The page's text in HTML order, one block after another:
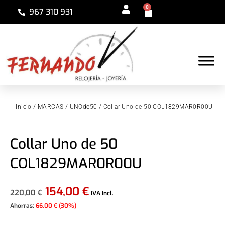
967 310 931 0
Inicio / MARCAS / UNOde50 / Collar Uno de 50 COL1829MAR0R00U
Collar Uno de 50
COL1829MAR0R00U
220,00€ 154,00 € IVA Incl.
Ahorras: 66,00 €(30%)